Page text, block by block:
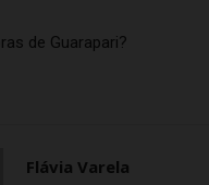
de Guarapari?
Flávia Varela